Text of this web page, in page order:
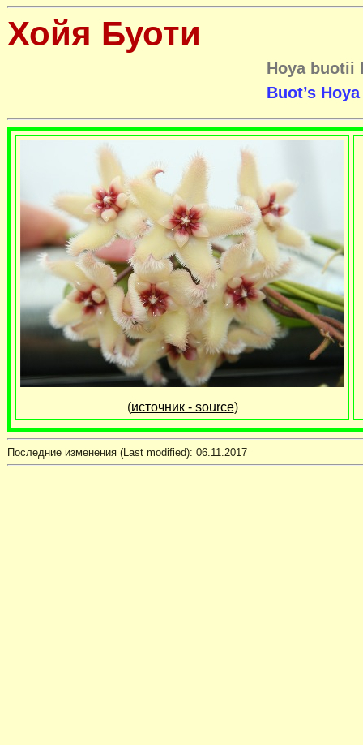
Хойя Буоти
Hoya buotii
Buot’s Hoya
(источник - source)
Последние изменения (Last modified): 06.11.2017